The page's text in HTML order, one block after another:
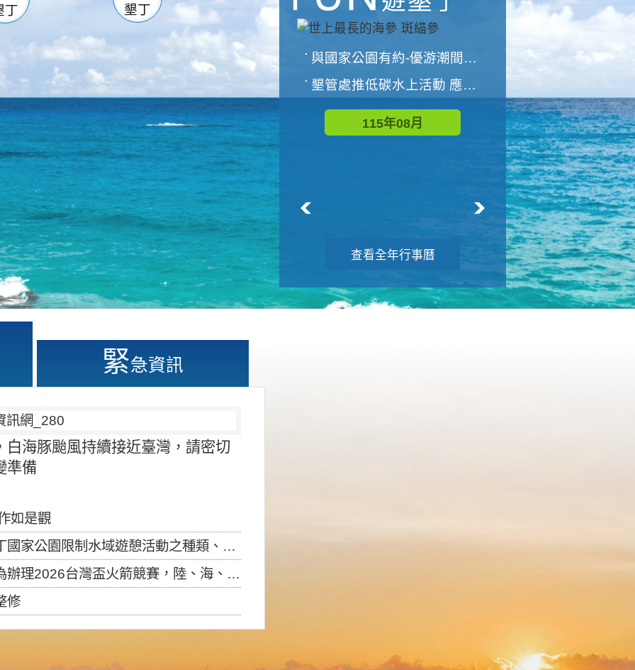
丁
墾丁
與國家公園有約-優游潮間探險者
墾管處推低碳水上活動 應屆畢業生限額免費參加
115年08月
世界地球清潔日 墾管處辦理「2026年墾丁國家公園沙灘淨灘活動
115年09月
查看全年行事曆
緊急資訊
海豚颱風持續接近臺灣，請密切
準備
如是觀
制水域遊憩活動之種類、範圍、時間及行為」，自即日生效。
盃火箭競賽，陸、海、空域警戒及協調相關事宜，因颱風備案事宜
修